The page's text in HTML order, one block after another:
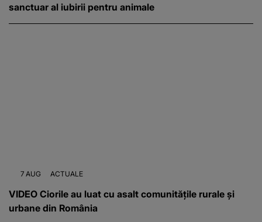
sanctuar al iubirii pentru animale
7 AUG ACTUALE
VIDEO Ciorile au luat cu asalt comunitățile rurale și
urbane din România